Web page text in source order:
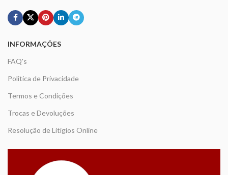
INFORMAÇÕES
FAQ's
Politica de Privacidade
Termos e Condições
Trocas e Devoluções
Resolução de Litígios Online